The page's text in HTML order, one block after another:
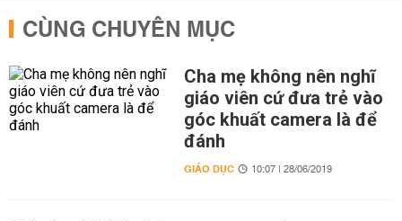
CÙNG CHUYÊN MỤC
Cha mẹ không nên nghĩ
giáo viên cứ đưa trẻ vào
góc khuất camera là để
đánh
GIÁO DỤC 10:07 | 28/06/2019